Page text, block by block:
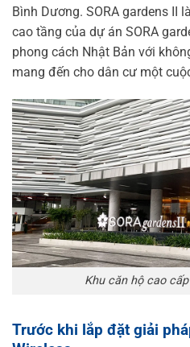
Bình Dương. SORA gardens II
cao tầng của dự án SORA
phong cách Nhật Bản với
mang đến cho dân cư một
Khu căn hộ cao
Trước khi lắp đặt giải